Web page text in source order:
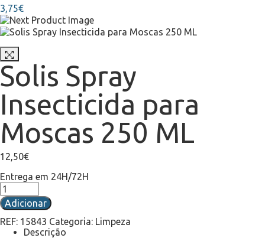
3,75€
Solis Spray
Insecticida para
Moscas 250 ML
12,50€
Entrega em 24H/72H
Adicionar
REF: 15843 Categoria: Limpeza
Descrição